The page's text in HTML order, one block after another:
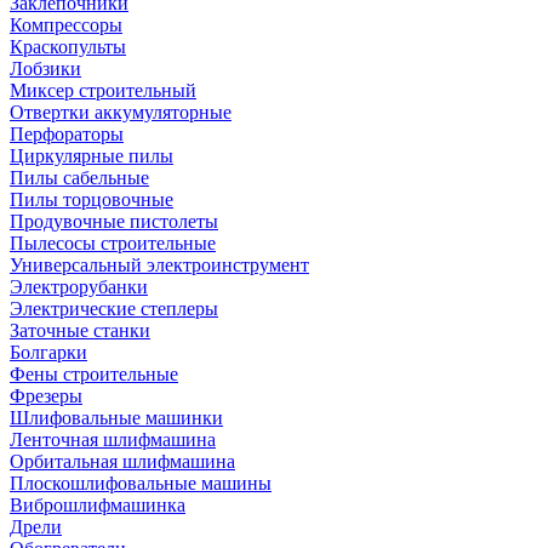
Компрессоры
Краскопульты
Лобзики
Миксер строительный
Отвертки аккумуляторные
Перфораторы
Циркулярные пилы
Пилы сабельные
Пилы торцовочные
Продувочные пистолеты
Пылесосы строительные
Универсальный электроинструмент
Электрорубанки
Электрические степлеры
Заточные станки
Болгарки
Фены строительные
Фрезеры
Шлифовальные машинки
Ленточная шлифмашина
Орбитальная шлифмашина
Плоскошлифовальные машины
Виброшлифмашинка
Дрели